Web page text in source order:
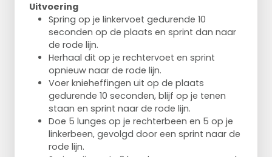
Uitvoering
Spring op je linkervoet gedurende 10
seconden op de plaats en sprint dan naar
de rode lijn.
Herhaal dit op je rechtervoet en sprint
opnieuw naar de rode lijn.
Voer knieheffingen uit op de plaats
gedurende 10 seconden, blijf op je tenen
staan en sprint naar de rode lijn.
Doe 5 lunges op je rechterbeen en 5 op je
linkerbeen, gevolgd door een sprint naar de
rode lijn.